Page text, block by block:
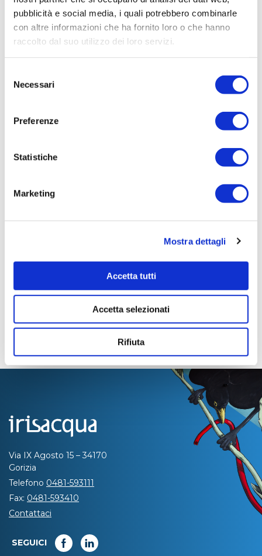
pubblicità e social media, i quali potrebbero combinarle
con altre informazioni che ha fornito loro o che hanno
raccolto dal suo utilizzo dei loro servizi.
delNecessari
Preferenze
Statistiche
Marketing
Mostra dettagli
Accetta tutti
Accetta selezionati
Rifiuta
Codice Fiscale:
Procedura di scelta:
Affidamento ai sensi del Regolamento Generale
ISONTINA CUSCINETTI S.R.L. - cod. fisc.
Importo Aggiudicazione:
Tempi di completamento:
Importo Liquidato:
Pagina aggiornata il 04/08/2020
Via IX Agosto 15 – 34170
Gorizia
Telefono 0481-593111
Fax: 0481-593410
Contattaci
SEGUICI